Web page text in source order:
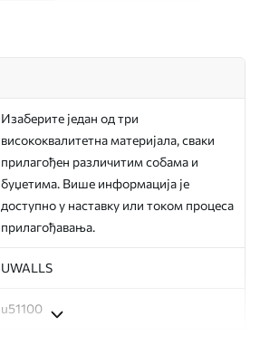
Изаберите један од три
висококвалитетна материјала, сваки
прилагођен различитим собама и
буџетима. Више информација је
доступно у наставку или током процеса
прилагођавања.
UWALLS
u51100